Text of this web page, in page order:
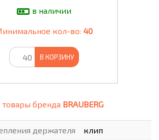
в наличии
кол-во: 40
В КОРЗИНУ
товары бренда BRAUBERG
держателя клип